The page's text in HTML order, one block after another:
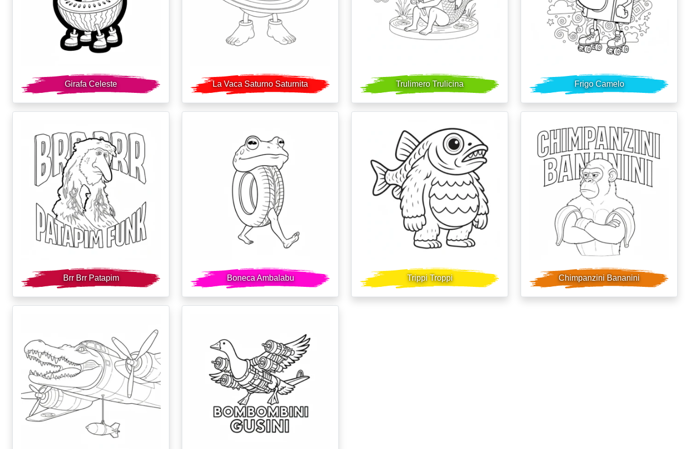
Girafa Celeste La Vaca Saturno Saturnita Trulimero Trulicina Frigo Camelo
Brr Brr Patapim Boneca Ambalabu Trippi Troppi Chimpanzini Bananini